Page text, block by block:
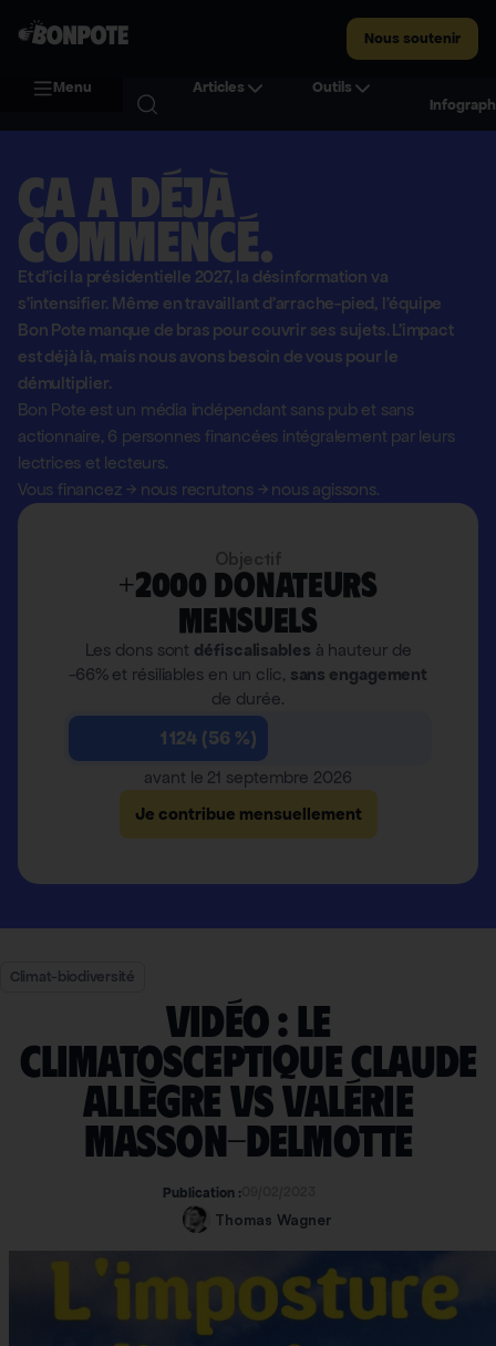
Nous soutenir
Menu Articles
Outils
Ça a déjà
commencé.
Et d'ici la présidentielle 2027, la désinformation va
s'intensifier. Même en travaillant d'arrache-pied, l'équipe
Bon Pote manque de bras pour couvrir ses sujets. L'impact
est déjà là, mais nous avons besoin de vous pour le
démultiplier.
Bon Pote est un média indépendant sans pub et sans
actionnaire, 6 personnes financées intégralement par leurs
lectrices et lecteurs.
Vous financez→ nous recrutons →nous agissons.
+2000 donateurs
mensuels
Les dons sont défiscalisables à hauteur de
-66% et résiliables en un clic, sans engagement
de durée.
1 124 (56 %)
avant le 21 septembre 2026
Je contribue mensuellement
Climat-biodiversité
Vidéo : le
climatosceptique Claude
Allègre vs Valérie
Masson-Delmotte
Publication :
Thomas Wagner